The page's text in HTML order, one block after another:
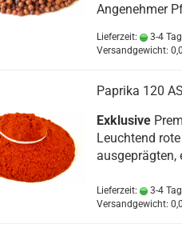
Angenehmer
Lieferzeit:
3-4
Versandgewicht:
Paprika 120
Exklusive
Leuchtend
ausgeprägten,
Lieferzeit:
3-4
Versandgewicht: